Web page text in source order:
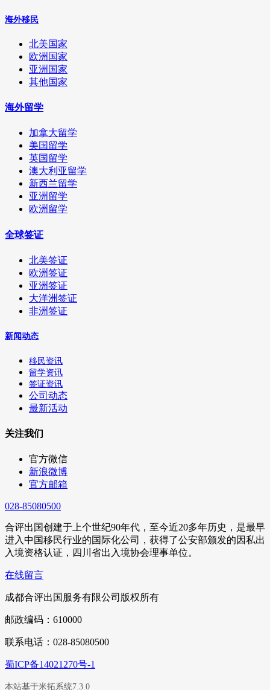
海外移民
北美国家
欧洲国家
亚洲国家
其他国家
海外留学
加拿大留学
美国留学
英国留学
澳大利亚留学
新西兰留学
亚洲留学
欧洲留学
全球签证
北美签证
欧洲签证
亚洲签证
大洋洲签证
非洲签证
新闻动态
移民资讯
留学资讯
签证资讯
公司动态
最新活动
关注我们
官方微信
新浪微博
官方邮箱
028-85080500
合评出国创建于上个世纪90年代，至今近20多年历史，是最早
进入中国移民行业的国际化公司，获得了公安部颁发的因私出
入境资格认证，四川省出入境协会理事单位。
在线留言
成都合评出国服务有限公司版权所有
邮政编码：610000
联系电话：028-85080500
蜀ICP备14021270号-1
本站基于米拓系统7.3.0